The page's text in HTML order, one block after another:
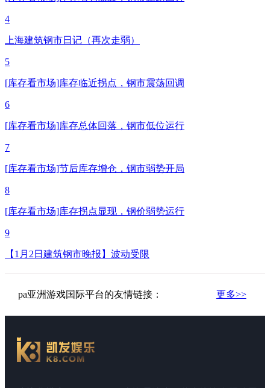
4
上海建筑钢市日记（再次走弱）
5
[库存看市场]库存临近拐点，钢市震荡回调
6
[库存看市场]库存总体回落，钢市低位运行
7
[库存看市场]节后库存增仓，钢市弱势开局
8
[库存看市场]库存拐点显现，钢价弱势运行
9
【1月2日建筑钢市晚报】波动受限
pa亚洲游戏国际平台的友情链接： 更多>>